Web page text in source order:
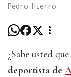
Pedro Hierro
¿Sabe usted
deportista de